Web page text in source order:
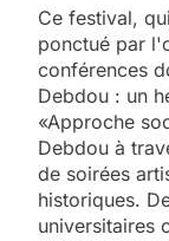
Ce festival,
ponctué par
conférences
Debdou : un
«Approche
Debdou à
de soirées
historiques.
universitaires
5